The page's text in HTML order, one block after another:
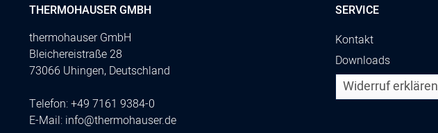
THERMOHAUSER GMBH
thermohauser GmbH
Bleichereistraße 28
73066 Uhingen, Deutschland
Telefon:+49 7161 9384-0
E-Mail: info@thermohauser.de
SERVICE
Kontakt
Downloads
Widerruf erklären